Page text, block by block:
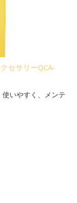
セサリーQCA-
いやすく、メンテ